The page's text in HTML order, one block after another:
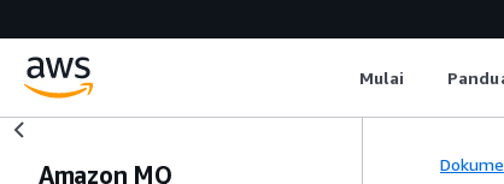
Mulai
Amazon MQ